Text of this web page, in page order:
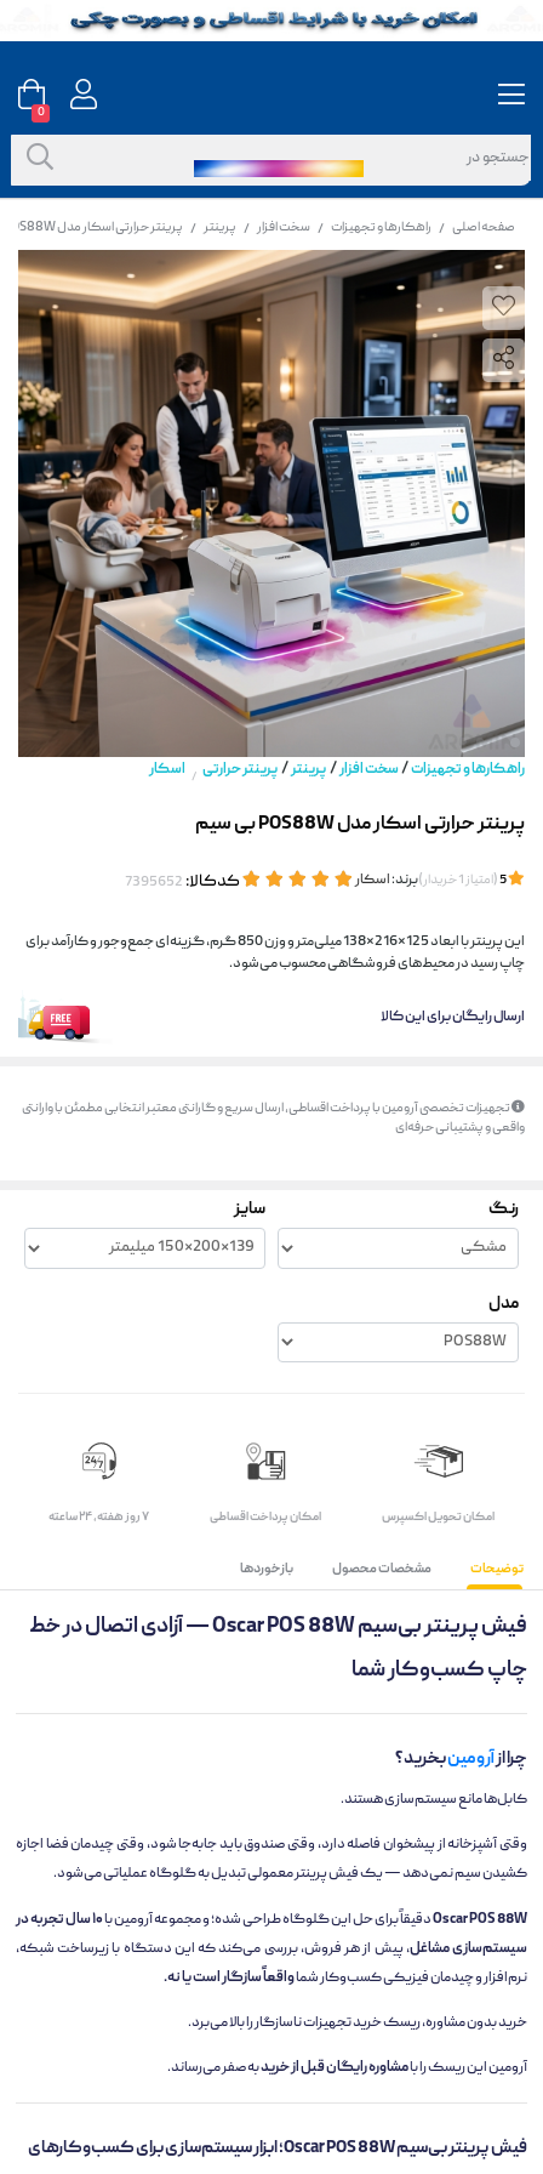
صفحه اصلی / راهکارها و تجهیزات / سخت افزار / پرینتر / پرینتر حرارتی اسکار مدل POS88W بی سیم
راهکارها و تجهیزات/سخت افزار/پرینتر/پرینتر حرارتی / اسکار
پرینتر حرارتی اسکار مدل POS88W بی سیم
(امتیاز1خریدار)برند:اسکار کدکالا:
این پرینتر با ابعاد 125×216×138 میلی‌متر و وزن 850 گرم، گزینه‌ای جمع‌وجور و کارآمد برای
چاپ رسید در محیط‌های فروشگاهی محسوب می‌شود.
ارسال رایگان برای این کالا
تجهیزات تخصصی آرومین با پرداخت اقساطی، ارسال سریع و گارانتی معتبر انتخابی مطمئن با وارانتی
واقعی و پشتیبانی حرفه‌ای
رنگ سایز
مدل
اﻣﮑﺎن ﺗﺤﻮﯾﻞ اﮐﺴﭙﺮس امکان پرداخت اقساطی ۷ روز ﻫﻔﺘﻪ، ۲۴ ﺳﺎﻋﺘﻪ
توضیحات مشخصات محصول بازخوردها
فیش پرینتر بی‌سیم Oscar POS 88W — آزادی اتصال در خط
چاپ کسب‌وکار شما
چرا ازآرومینبخرید؟
کابل‌ها مانع سیستم‌سازی هستند.
وقتی آشپزخانه از پیشخوان فاصله دارد، وقتی صندوق باید جابه‌جا شود، وقتی چیدمان فضا اجازه
کشیدن سیم نمی‌دهد — یک فیش پرینتر معمولی تبدیل به گلوگاه عملیاتی می‌شود.
Oscar POS 88Wدقیقاً برای حل این گلوگاه طراحی شده؛ و مجموعه آرومین با ۱۰ سال تجربه در
سیستم‌سازی مشاغل، پیش از هر فروش، بررسی می‌کند که این دستگاه با زیرساخت شبکه،
نرم‌افزار و چیدمان فیزیکی کسب‌وکار شماواقعاً سازگار است یا نه.
خرید بدون مشاوره، ریسک خرید تجهیزات ناسازگار را بالا می‌برد.
آرومین این ریسک را بامشاوره رایگان قبل از خریدبه صفر می‌رساند.
فیش پرینتر بی‌سیم Oscar POS 88W؛ ابزار سیستم‌سازی برای کسب‌وکارهای
0